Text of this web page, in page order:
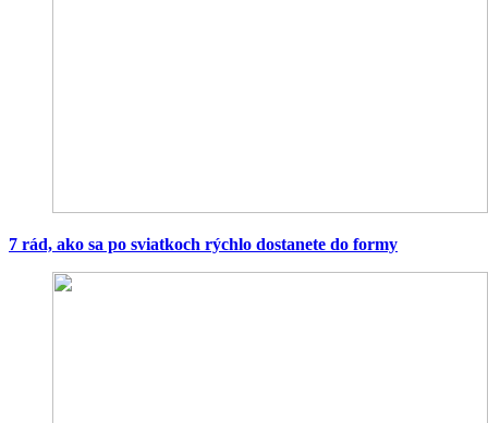
7 rád, ako sa po sviatkoch rýchlo dostanete do formy